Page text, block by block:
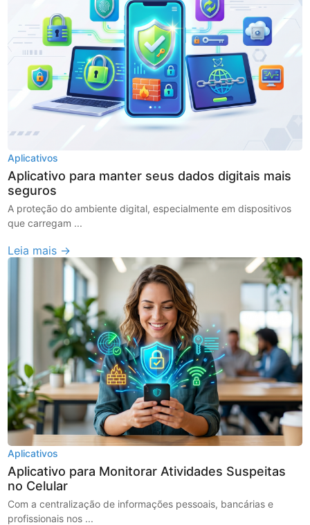
Aplicativos
Aplicativo para manter seus dados digitais mais
seguros
A proteção do ambiente digital, especialmente em dispositivos
que carregam ...
Leia mais →
Aplicativos
Aplicativo para Monitorar Atividades Suspeitas
no Celular
Com a centralização de informações pessoais, bancárias e
profissionais nos ...